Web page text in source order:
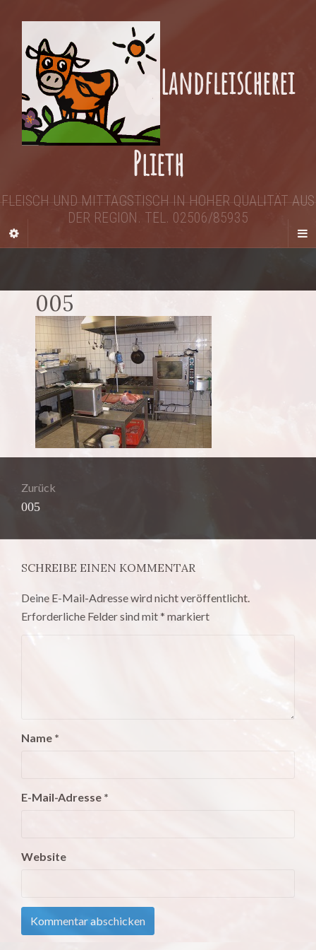
Landfleischerei
Plieth
FLEISCH UND MITTAGSTISCH IN HOHER QUALITÄT AUS
DER REGION. TEL. 02506/85935
005
Zurück
Vorheriger
005
SCHREIBE EINEN KOMMENTAR
Deine E-Mail-Adresse wird nicht veröffentlicht.
Erforderliche Felder sind mit* markiert
Name *
E-Mail-Adresse *
Website